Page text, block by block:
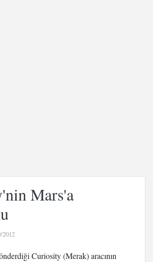
Mars'a
2012
Curiosity (Merak) aracının